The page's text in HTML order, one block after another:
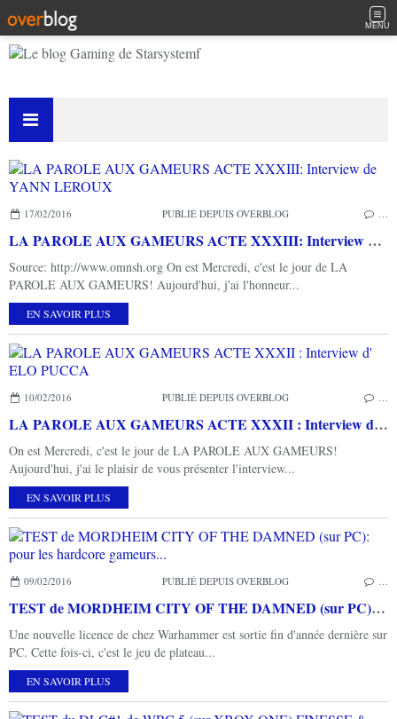
MENU
17/02/2016 PUBLIÉ DEPUIS OVERBLOG …
LA PAROLE AUX GAMEURS ACTE XXXIII: Interview de YANN LEROUX
Source: http://www.omnsh.org On est Mercredi, c'est le jour de LA
PAROLE AUX GAMEURS! Aujourd'hui, j'ai l'honneur...
EN SAVOIR PLUS
10/02/2016 PUBLIÉ DEPUIS OVERBLOG …
LA PAROLE AUX GAMEURS ACTE XXXII : Interview d' ELO PUCCA
On est Mercredi, c'est le jour de LA PAROLE AUX GAMEURS!
Aujourd'hui, j'ai le plaisir de vous présenter l'interview...
EN SAVOIR PLUS
09/02/2016 PUBLIÉ DEPUIS OVERBLOG …
TEST de MORDHEIM CITY OF THE DAMNED (sur PC): pour les hardcore gameurs...
Une nouvelle licence de chez Warhammer est sortie fin d'année dernière sur
PC. Cette fois-ci, c'est le jeu de plateau...
EN SAVOIR PLUS